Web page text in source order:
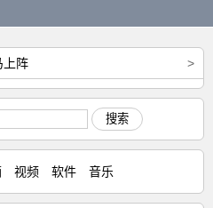
>
上阵
搜索
视频 软件 音乐